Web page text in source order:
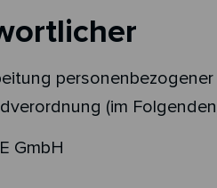
(im Folgenden:
GmbH